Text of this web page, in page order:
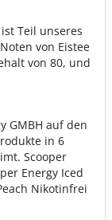
Teil unseres
von Eistee
von 80, und
GMBH auf den
in 6
Scooper
Energy Iced
Nikotinfrei